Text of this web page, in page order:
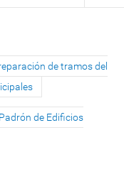
de tramos del
de Edificios